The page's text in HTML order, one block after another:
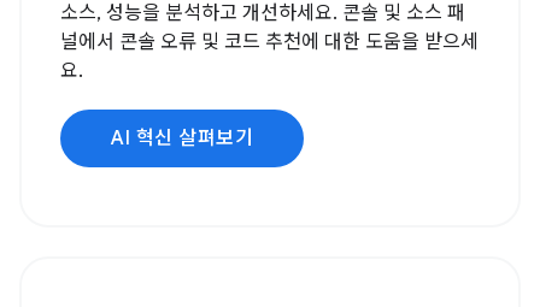
소스, 성능을 분석하고 개선하세요. 콘솔 및 소스 패
널에서 콘솔 오류 및 코드 추천에 대한 도움을 받으세
요.
AI 혁신 살펴보기